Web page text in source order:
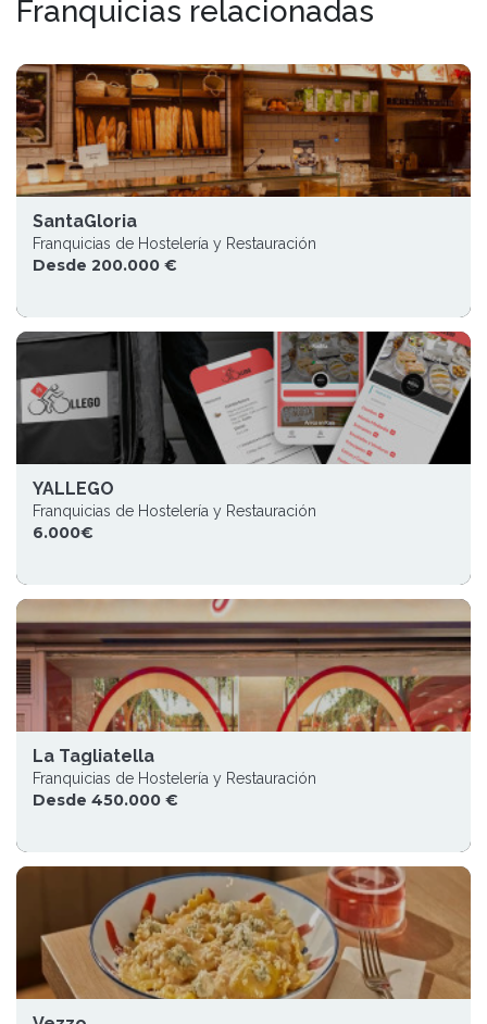
Franquicias relacionadas
SantaGloria
Franquicias de Hostelería y Restauración
Desde 200.000 €
YALLEGO
Franquicias de Hostelería y Restauración
6.000€
La Tagliatella
Franquicias de Hostelería y Restauración
Desde 450.000 €